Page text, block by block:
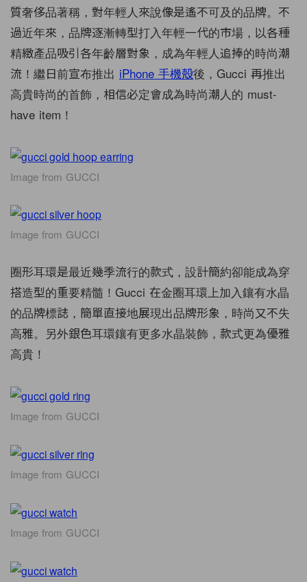
質奢侈品著稱，對年輕人來說像是遙不可及的品牌。不
過近年來，品牌逐漸轉型打入年輕一代的市場，以各種
精緻產品吸引各年齡層對象，成為年輕人追捧的時尚潮
流！繼日前宣布推出 iPhone 手機殻後，Gucci 再推出
高貴時尚的首飾，相信必定會成為時尚潮人的 must-
have item！
Image from GUCCI
Image from GUCCI
圈形耳環是最近幾季流行的款式，設計簡約卻能成為穿
搭造型的重要精髓！Gucci 在金圈耳環上加入鑲有水晶
的品牌標誌，簡單直接地展現出品牌形象，時尚又不失
高雅。另外銀色耳環鑲有更多水晶裝飾，款式更為優雅
高貴！
Image from GUCCI
Image from GUCCI
Image from GUCCI